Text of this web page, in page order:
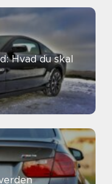
Hvad du skal